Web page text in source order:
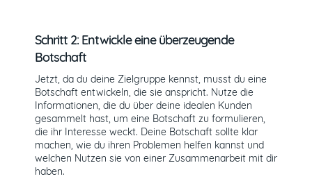
Schritt 2: Entwickle eine überzeugende
Botschaft
Jetzt, da du deine Zielgruppe kennst, musst du eine
Botschaft entwickeln, die sie anspricht. Nutze die
Informationen, die du über deine idealen Kunden
gesammelt hast, um eine Botschaft zu formulieren,
die ihr Interesse weckt. Deine Botschaft sollte klar
machen, wie du ihren Problemen helfen kannst und
welchen Nutzen sie von einer Zusammenarbeit mit dir
haben.